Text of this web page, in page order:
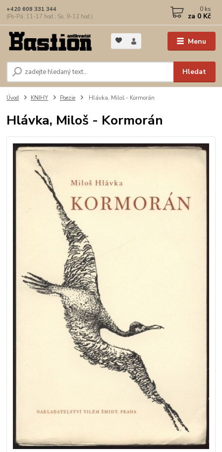
Menu
Hledat
+420 608 331 344
(Po-Pá, 11-17 hod.; So, 9-12 hod.)
0 ks
za 0 Kč
Úvod KNIHY Poezie Hlávka, Miloš - Kormorán
Hlávka, Miloš - Kormorán